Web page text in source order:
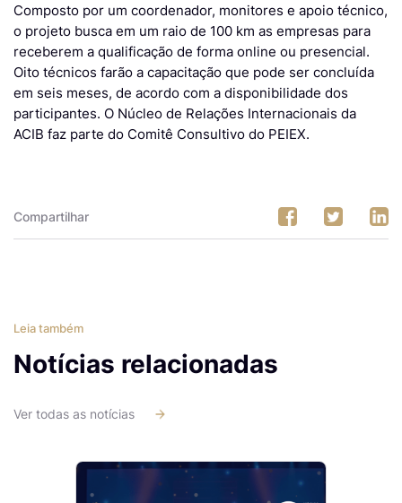
Composto por um coordenador, monitores e apoio técnico,
o projeto busca em um raio de 100 km as empresas para
receberem a qualificação de forma online ou presencial.
Oito técnicos farão a capacitação que pode ser concluída
em seis meses, de acordo com a disponibilidade dos
participantes. O Núcleo de Relações Internacionais da
ACIB faz parte do Comitê Consultivo do PEIEX.
Compartilhar
Leia também
Notícias relacionadas
Ver todas as notícias